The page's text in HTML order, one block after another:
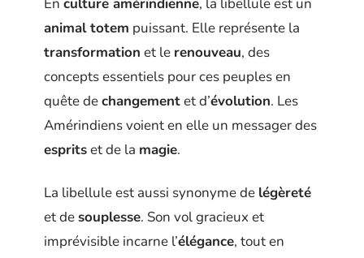
animal totem puissant. Elle représente la
transformation et le renouveau, des
concepts essentiels pour ces peuples en
quête dechangementet d’évolution. Les
Amérindiens voient en elle un messager des
espritset de la magie.
La libellule est aussi synonyme de légèreté
et desouplesse. Son vol gracieux et
imprévisible incarne l’élégance, tout en